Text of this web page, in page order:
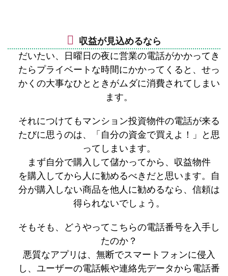
収益が見込めるなら
だいたい、日曜日の夜に営業の電話がかかってき
たらプライベートな時間にかかってくると、せっ
かくの大事なひとときがムダに消費されてしまい
ます。
それにつけてもマンション投資物件の電話が来る
たびに思うのは、「自分の資金で買えよ！」と思
ってしまいます。
まず自分で購入して儲かってから、収益物件
を購入してから人に勧めるべきだと思います。自
分が購入しない商品を他人に勧めるなら、信頼は
得られないでしょう。
そもそも、どうやってこちらの電話番号を入手し
たのか？
悪質なアプリは、無断でスマートフォンに侵入
し、ユーザーの電話帳や連絡先データから電話番